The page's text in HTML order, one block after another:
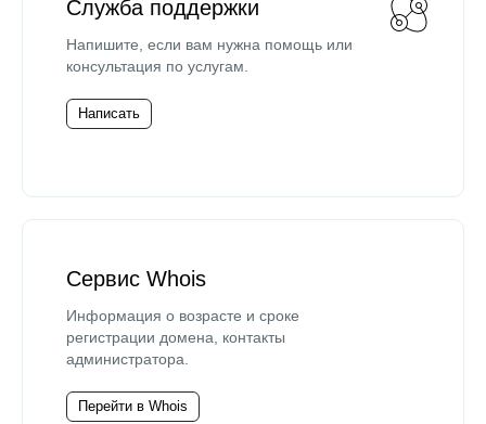
Служба поддержки
Напишите, если вам нужна помощь или
консультация по услугам.
Написать
Сервис Whois
Информация о возрасте и сроке
регистрации домена, контакты
администратора.
Перейти в Whois